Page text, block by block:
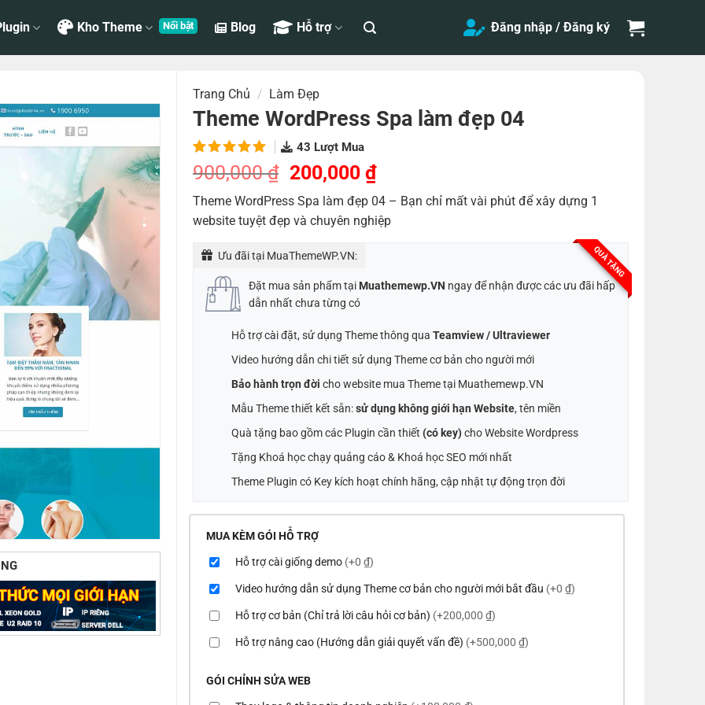
Kho Theme Blog Hỗ trợ Đăng nhập / Đăng ký
Trang Chủ / Làm Đẹp
Theme WordPress Spa làm đẹp 04
5.00trên
5 dựa
trên
2
đánh
giá
43 Lượt Mua
900,000₫ Giá
gốc
là:
900,000 ₫.
200,000 ₫Giá
hiện
tại
là:
Theme WordPress Spa làm đẹp 04 – Bạn chỉ mất vài phút để xây dựng 1
website tuyệt đẹp và chuyên nghiệp
QUÀ TẶNG
Ưu đãi tại MuaThemeWP.VN:
Đặt mua sản phẩm tại Muathemewp.VN ngay để nhận được các ưu đãi hấp
dẫn nhất chưa từng có
Hỗ trợ cài đặt, sử dụng Theme thông qua Teamview / Ultraviewer
Video hướng dẫn chi tiết sử dụng Theme cơ bản cho người mới
Bảo hành trọn đời cho website mua Theme tại Muathemewp.VN
Mẫu Theme thiết kết sẵn:sử dụng không giới hạn Website, tên miền
Quà tặng bao gồm các Plugin cần thiết (có key)cho Website Wordpress
Tặng Khoá học chạy quảng cáo & Khoá học SEO mới nhất
Theme Plugin có Key kích hoạt chính hãng, cập nhật tự động trọn đời
MUA KÈM GÓI HỖ TRỢ
Hỗ trợ cài giống demo (+0 ₫)
Video hướng dẫn sử dụng Theme cơ bản cho người mới bắt đầu (+0 ₫)
Hỗ trợ cơ bản (Chỉ trả lời câu hỏi cơ bản) (+200,000 ₫)
Hỗ trợ nâng cao (Hướng dẫn giải quyết vấn đề) (+500,000 ₫)
GÓI CHỈNH SỬA WEB